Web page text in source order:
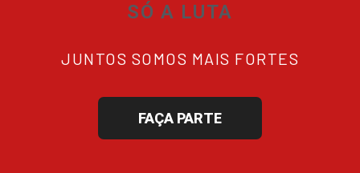
SÓ A LUTA
JUNTOS SOMOS MAIS FORTES
FAÇA PARTE